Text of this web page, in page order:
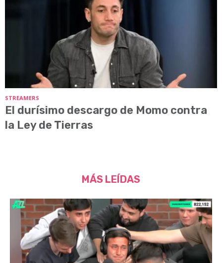
STREAMERS
El durísimo descargo de Momo contra
la Ley de Tierras
MÁS LEÍDAS